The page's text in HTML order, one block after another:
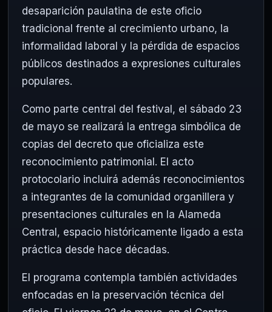
desaparición paulatina de este oficio
tradicional frente al crecimiento urbano, la
informalidad laboral y la pérdida de espacios
públicos destinados a expresiones culturales
populares.
Como parte central del festival, el sábado 23
de mayo se realizará la entrega simbólica de
copias del decreto que oficializa este
reconocimiento patrimonial. El acto
protocolario incluirá además reconocimientos
a integrantes de la comunidad organillera y
presentaciones culturales en la Alameda
Central, espacio históricamente ligado a esta
práctica desde hace décadas.
El programa contempla también actividades
enfocadas en la preservación técnica del